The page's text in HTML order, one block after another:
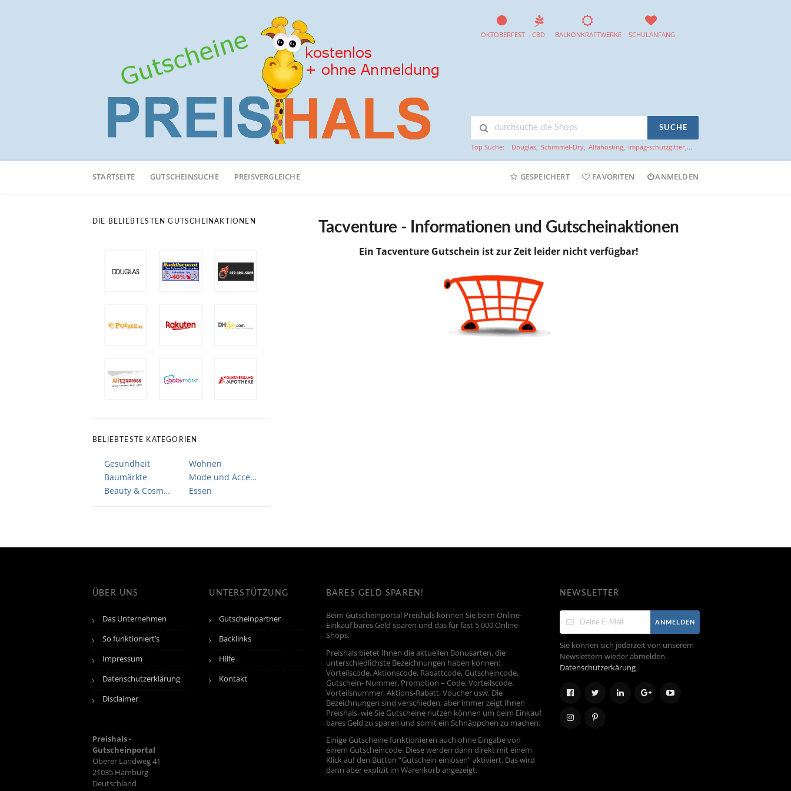
OKTOBERFEST CBD BALKONKRAFTWERKE SCHULANFANG
SUCHE
Top Suche: Douglas, Schimmel-Dry, Alfahosting, impag-schutzgitter,...
Online-
STARTSEITE GUTSCHEINSUCHE PREISVERGLEICHE GESPEICHERT FAVORITEN ANMELDEN
Tacventure - Informationen und Gutscheinaktionen
Ein Tacventure Gutschein ist zur Zeit leider nicht verfügbar!
DIE BELIEBTESTEN GUTSCHEINAKTIONEN
BELIEBTESTE KATEGORIEN
Gesundheit
Wohnen
Baumärkte
Mode und Accessoires
Beauty & Cosmetic
Essen
ÜBER UNS
Das Unternehmen
So funktioniert’s
Impressum
Datenschutzerklärung
Disclaimer
Preishals -
Gutscheinportal
Oberer Landweg 41
21035 Hamburg
Deutschland
UNTERSTÜTZUNG
Gutscheinpartner
Backlinks
Hilfe
Kontakt
BARES GELD SPAREN!
Beim Gutscheinportal Preishals können Sie beim Online-
Einkauf bares Geld sparen und das für fast 5.000 Online-
Shops.
Preishals bietet Ihnen die aktuellen Bonusarten, die
unterschiedlichste Bezeichnungen haben können:
Vorteilscode, Aktionscode, Rabattcode, Gutscheincode,
Gutschein- Nummer, Promotion – Code, Vorteilscode,
Vorteilsnummer, Aktions-Rabatt, Voucher usw. Die
Bezeichnungen sind verschieden, aber immer zeigt Ihnen
Preishals, wie Sie Gutscheine nutzen können um beim Einkauf
bares Geld zu sparen und somit ein Schnäppchen zu machen.
Einige Gutscheine funktionieren auch ohne Eingabe von
einem Gutscheincode. Diese werden dann direkt mit einem
Klick auf den Button “Gutschein einlösen” aktiviert. Das wird
dann aber explizit im Warenkorb angezeigt.
NEWSLETTER
ANMELDEN
Sie können sich jederzeit von unserem
Newslettern wieder abmelden.
Datenschutzerkärung